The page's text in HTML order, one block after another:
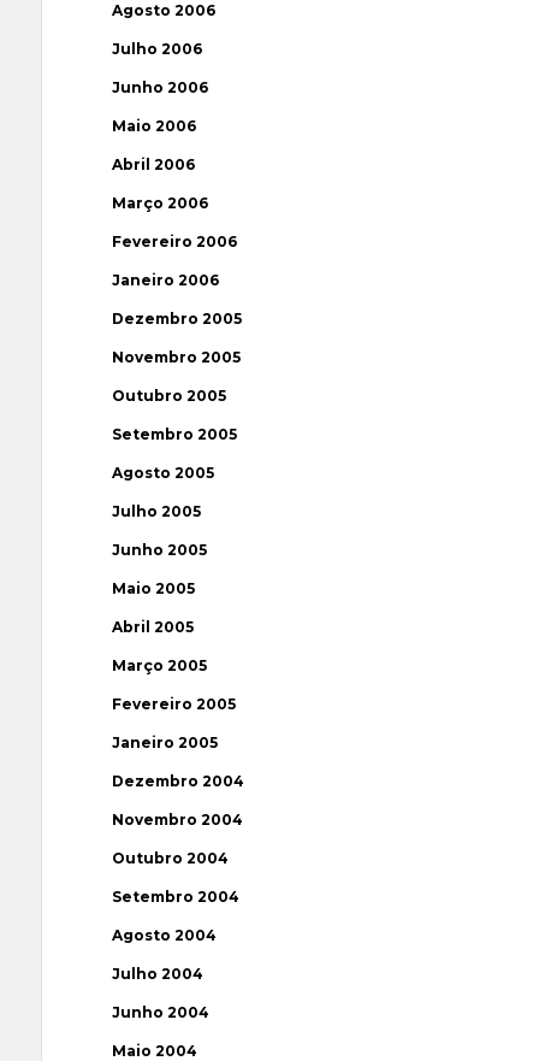
Agosto 2006
Julho 2006
Junho 2006
Maio 2006
Abril 2006
Março 2006
Fevereiro 2006
Janeiro 2006
Dezembro 2005
Novembro 2005
Outubro 2005
Setembro 2005
Agosto 2005
Julho 2005
Junho 2005
Maio 2005
Abril 2005
Março 2005
Fevereiro 2005
Janeiro 2005
Dezembro 2004
Novembro 2004
Outubro 2004
Setembro 2004
Agosto 2004
Julho 2004
Junho 2004
Maio 2004